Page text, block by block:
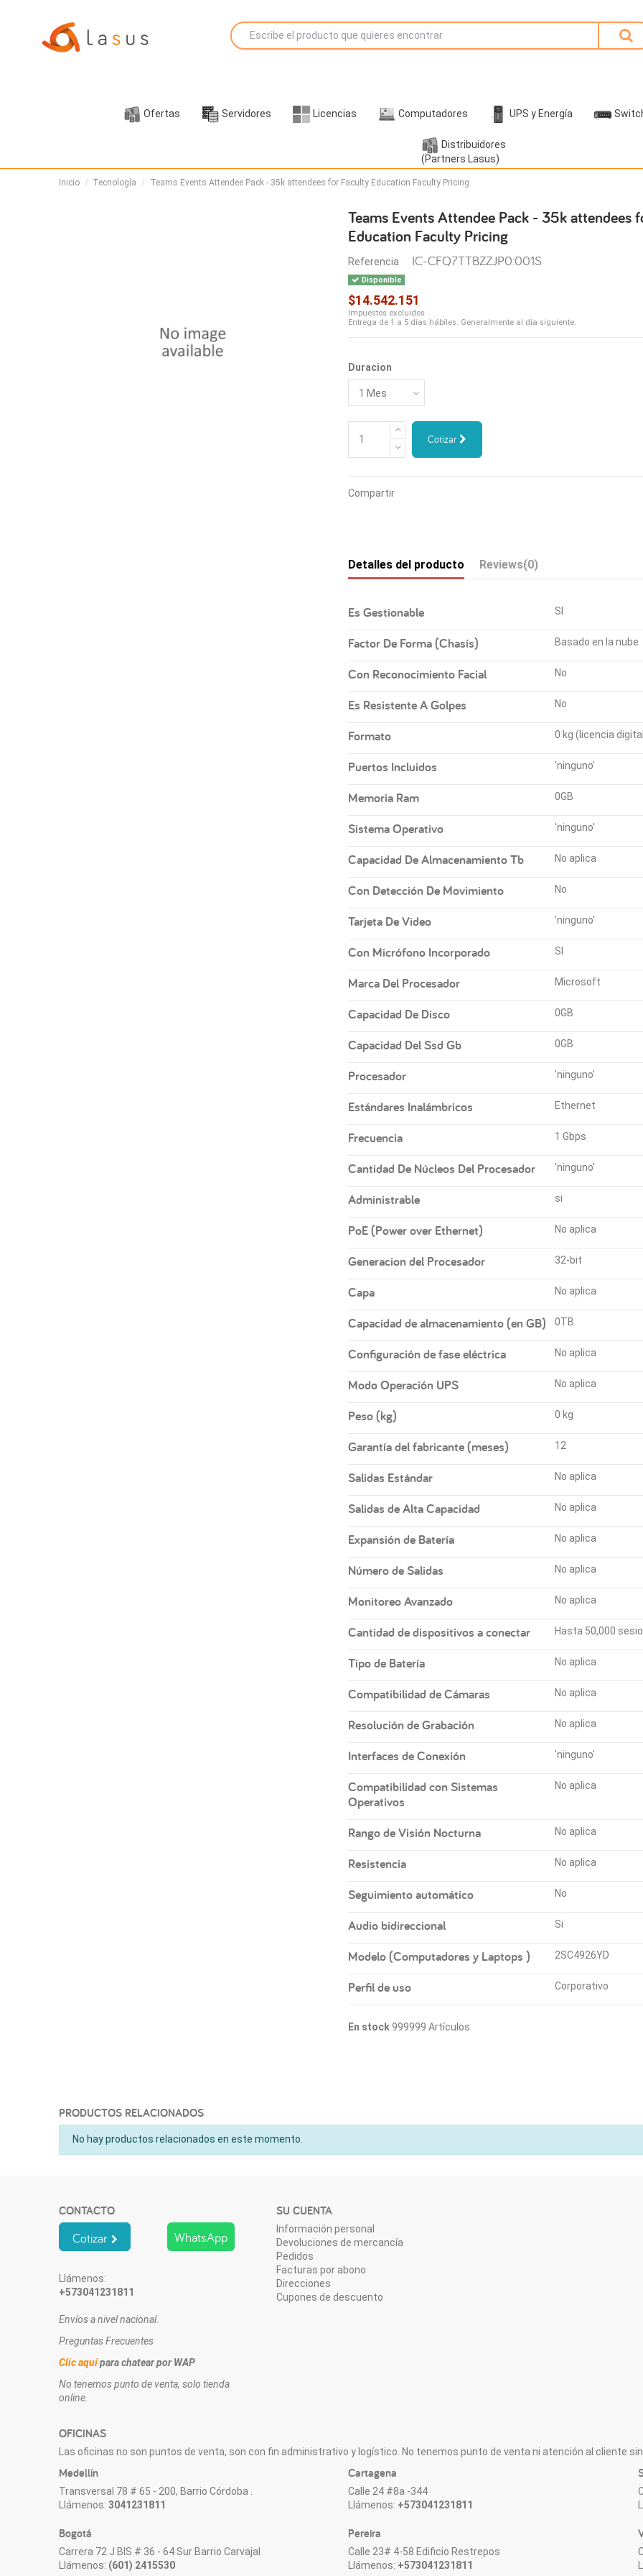
Ofertas Servidores Licencias Computadores UPS y Energía
Distribuidores
(Partners Lasus)
Inicio Tecnología Teams Events Attendee Pack - 35k attendees for Faculty Education Faculty Pricing
Teams Events Attendee Pack - 35k attendees
Education Faculty Pricing
Referencia IC-CFQ7TTBZZJP0:001S
Disponible
$14.542.151
Impuestos excluidos
Entrega de 1 a 5 días hábiles. Generalmente al día siguiente.
Duracion
Cotizar
Compartir
Detalles del producto Reviews(0)
Es Gestionable SI
Factor De Forma (Chasís) Basado en la nube
Con Reconocimiento Facial No
Es Resistente A Golpes No
Formato 0 kg (licencia
Puertos Incluidos 'ninguno'
Memoria Ram 0GB
Sistema Operativo 'ninguno'
Capacidad De Almacenamiento Tb No aplica
Con Detección De Movimiento No
Tarjeta De Video 'ninguno'
Con Micrófono Incorporado SI
Marca Del Procesador Microsoft
Capacidad De Disco 0GB
Capacidad Del Ssd Gb 0GB
Procesador 'ninguno'
Estándares Inalámbricos Ethernet
Frecuencia 1 Gbps
Cantidad De Núcleos Del Procesador 'ninguno'
Administrable si
PoE (Power over Ethernet) No aplica
Generacion del Procesador 32-bit
Capa No aplica
Capacidad de almacenamiento (en GB) 0TB
Configuración de fase eléctrica No aplica
Modo Operación UPS No aplica
Peso (kg) 0 kg
Garantía del fabricante (meses) 12
Salidas Estándar No aplica
Salidas de Alta Capacidad No aplica
Expansión de Batería No aplica
Número de Salidas No aplica
Monitoreo Avanzado No aplica
Cantidad de dispositivos a conectar Hasta 50,000
Tipo de Batería No aplica
Compatibilidad de Cámaras No aplica
Resolución de Grabación No aplica
Interfaces de Conexión 'ninguno'
Compatibilidad con Sistemas
Operativos
No aplica
Rango de Visión Nocturna No aplica
Resistencia No aplica
Seguimiento automático No
Audio bidireccional Si
Modelo (Computadores y Laptops ) 2SC4926YD
Perfil de uso Corporativo
En stock 999999 Artículos
PRODUCTOS RELACIONADOS
No hay productos relacionados en este momento.
CONTACTO
Cotizar
Llámenos:
+573041231811
WhatsApp
Envíos a nivel nacional.
Preguntas Frecuentes
Clic aquípara chatear por WAP
No tenemos punto de venta, solo tienda
online.
OFICINAS
Las oficinas no son puntos de venta, son con fin administrativo y logístico. No tenemos punto de venta ni atención al cliente
Medellín
Transversal 78 # 65 - 200, Barrio Córdoba .
Llámenos:3041231811
Bogotá
Carrera 72 J BIS # 36 - 64 Sur Barrio Carvajal
Llámenos: (601) 2415530
Cartagena
Calle 24 #8a -344
Llámenos: +573041231811
Pereira
Calle 23# 4-58 Edificio Restrepos
Llámenos: +573041231811
SU CUENTA
Información personal
Devoluciones de mercancía
Pedidos
Facturas por abono
Direcciones
Cupones de descuento